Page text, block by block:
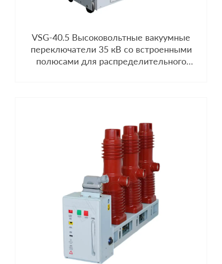
VSG-40.5 Высоковольтные вакуумные
переключатели 35 кВ со встроенными
полюсами для распределительного